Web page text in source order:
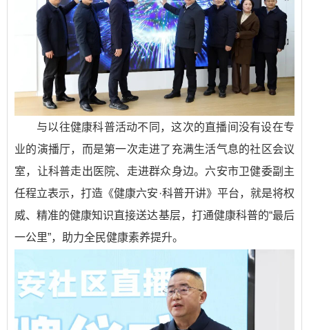
与以往健康科普活动不同，这次的直播间没有设在专
业的演播厅，而是第一次走进了充满生活气息的社区会议
室，让科普走出医院、走进群众身边。六安市卫健委副主
任程立表示，打造《健康六安·科普开讲》平台，就是将权
威、精准的健康知识直接送达基层，打通健康科普的“最后
一公里”，助力全民健康素养提升。